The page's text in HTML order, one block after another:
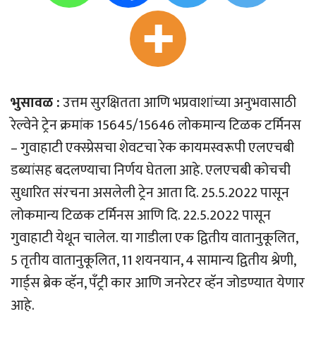
भुसावळ :उत्तम सुरक्षितता आणि भप्रवाशांच्या अनुभवासाठी
रेल्वेने ट्रेन क्रमांक 15645/15646 लोकमान्य टिळक टर्मिनस
– गुवाहाटी एक्स्प्रेसचा शेवटचा रेक कायमस्वरूपी एलएचबी
डब्यांसह बदलण्याचा निर्णय घेतला आहे. एलएचबी कोचची
सुधारित संरचना असलेली ट्रेन आता दि. 25.5.2022 पासून
लोकमान्य टिळक टर्मिनस आणि दि. 22.5.2022 पासून
गुवाहाटी येथून चालेल. या गाडीला एक द्वितीय वातानुकूलित,
5 तृतीय वातानुकूलित, 11 शयनयान, 4 सामान्य द्वितीय श्रेणी,
गार्ड्स ब्रेक व्हॅन, पँट्री कार आणि जनरेटर व्हॅन जोडण्यात येणार
आहे.